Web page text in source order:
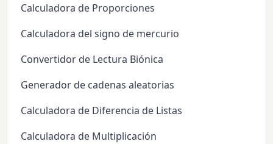
Calculadora de Proporciones
Calculadora del signo de mercurio
Convertidor de Lectura Biónica
Generador de cadenas aleatorias
Calculadora de Diferencia de Listas
Calculadora de Multiplicación